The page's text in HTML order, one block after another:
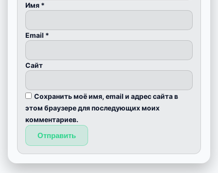
Имя *
Email *
Сайт
Сохранить моё имя, email и адрес сайта в
этом браузере для последующих моих
комментариев.